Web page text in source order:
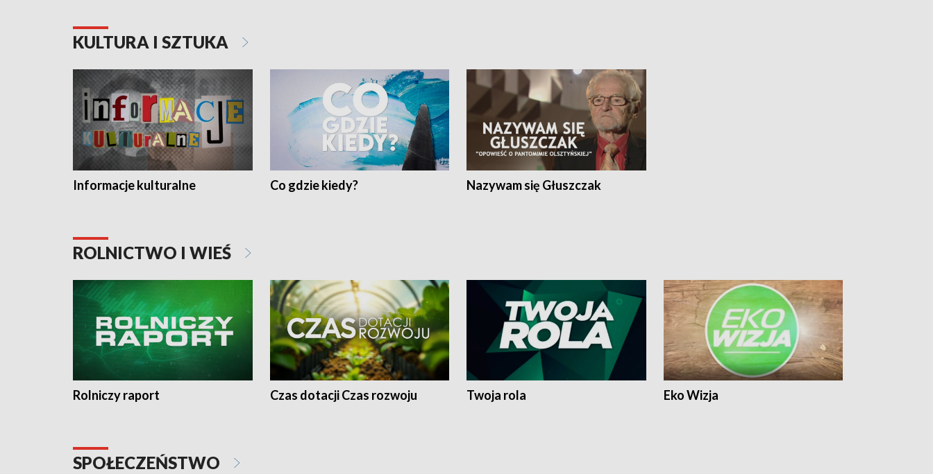
KULTURA I SZTUKA
Informacje kulturalne Co gdzie kiedy? Nazywam się Głuszczak
ROLNICTWO I WIEŚ
Rolniczy raport Czas dotacji Czas rozwoju Twoja rola Eko Wizja
SPOŁECZEŃSTWO